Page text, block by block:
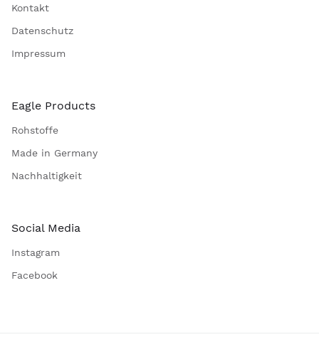
Kontakt
Datenschutz
Impressum
Eagle Products
Rohstoffe
Made in Germany
Nachhaltigkeit
Social Media
Instagram
Facebook